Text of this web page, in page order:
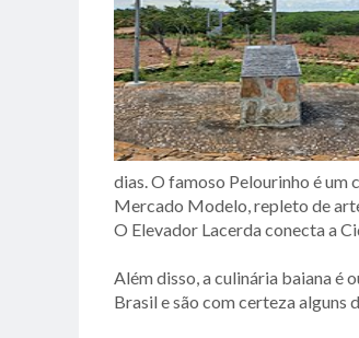
dias. O famoso Pelourinho é um
Mercado Modelo, repleto de
O Elevador Lacerda conecta a
Além disso, a culinária baiana é
Brasil e são com certeza alguns